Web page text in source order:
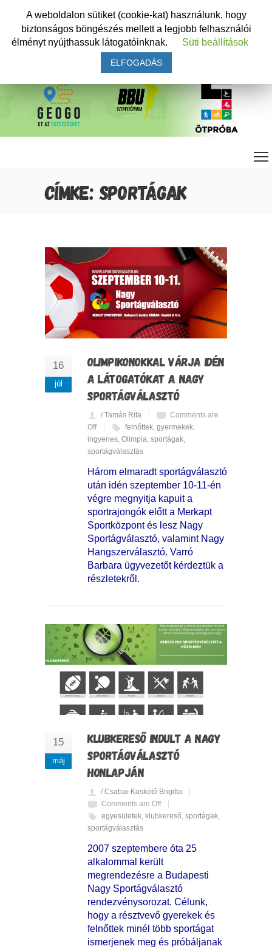
CÍMKE: SPORTÁGAK
16
júl
OLIMPIKONOKKAL VÁRJA IDÉN
A LÁTOGATÓKAT A NAGY
SPORTÁGVÁLASZTÓ
/ Tamás Rita
Comments are
Off
felnőttek, gyermekek,
ingyenes, Olimpia, sportágak,
sportágválasztás
Három elmaradt sportágválasztó
után idén szeptember 10-11-én
végre megnyitja kapuit a
sportrajongók előtt a Merkapt
Sportközpont és lesz Nagy
Sportágválasztó, valamint Nagy
Hangszerválasztó. Varró
Barbara ügyvezetőt kérdeztük a
részletekről.
15
máj
KLUBKERESŐ INDULT A NAGY
SPORTÁGVÁLASZTÓ
HONLAPJÁN
/ Csabai-Kaskötő Brigitta
Comments are Off
egyesületek, klubkereső, sportágak,
sportágválasztás
2007 szeptembere óta 25
alkalommal került
megrendezésre a Budapesti
Nagy Sportágválasztó
rendezvénysorozat. Célunk,
hogy a résztvevő gyerekek és
felnőttek minél több sportágat
ismerjenek meg és próbáljanak
A weboldalon sütiket (cookie-kat) használunk, hogy
biztonságos böngészés mellett a legjobb felhasználói
élményt nyújthassuk látogatóinknak.
Süti beállítások
ELFOGADÁS